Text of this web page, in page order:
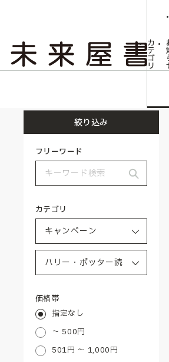
カ
テ
ゴ
リ
ハリー・ポッター
絞り込み
フリーワード
カテゴリ
価格帯
指定なし
～ 500円
501円 ～ 1,000円